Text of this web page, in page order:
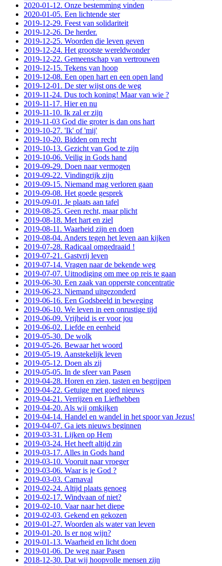
2020-01-12. Onze bestemming vinden
2020-01-05. Een lichtende ster
2019-12-29. Feest van solidariteit
2019-12-26. De herder.
2019-12-25. Woorden die leven geven
2019-12-24. Het grootste wereldwonder
2019-12-22. Gemeenschap van vertrouwen
2019-12-15. Tekens van hoop
2019-12-08. Een open hart en een open land
2019-12-01. De ster wijst ons de weg
2019-11-24. Dus toch koning! Maar van wie ?
2019-11-17. Hier en nu
2019-11-10. Ik zal er zijn
2019-11-03 God die groter is dan ons hart
2019-10-27. 'Ik' of 'mij'
2019-10-20. Bidden om recht
2019-10-13. Gezicht van God te zijn
2019-10-06. Veilig in Gods hand
2019-09-29. Doen naar vermogen
2019-09-22. Vindingrijk zijn
2019-09-15. Niemand mag verloren gaan
2019-09-08. Het goede gesprek
2019-09-01. Je plaats aan tafel
2019-08-25. Geen recht, maar plicht
2019-08-18. Met hart en ziel
2019-08-11. Waarheid zijn en doen
2019-08-04. Anders tegen het leven aan kijken
2019-07-28. Radicaal omgedraaid !
2019-07-21. Gastvrij leven
2019-07-14. Vragen naar de bekende weg
2019-07-07. Uitnodiging om mee op reis te gaan
2019-06-30. Een zaak van opperste concentratie
2019-06-23. Niemand uitgezonderd
2019-06-16. Een Godsbeeld in beweging
2019-06-10. We leven in een onrustige tijd
2019-06-09. Vrijheid is er voor jou
2019-06-02. Liefde en eenheid
2019-05-30. De wolk
2019-05-26. Bewaar het woord
2019-05-19. Aanstekelijk leven
2019-05-12. Doen als zij
2019-05-05. In de sfeer van Pasen
2019-04-28. Horen en zien, tasten en begrijpen
2019-04-22. Getuige met goed nieuws
2019-04-21. Verrijzen en Liefhebben
2019-04-20. Als wij omkijken
2019-04-14. Handel en wandel in het spoor van Jezus!
2019-04-07. Ga iets nieuws beginnen
2019-03-31. Lijken op Hem
2019-03-24. Het heeft altijd zin
2019-03-17. Alles in Gods hand
2019-03-10. Vooruit naar vroeger
2019-03-06. Waar is je God ?
2019-03-03. Carnaval
2019-02-24. Altijd plaats genoeg
2019-02-17. Windvaan of niet?
2019-02-10. Vaar naar het diepe
2019-02-03. Gekend en gekozen
2019-01-27. Woorden als water van leven
2019-01-20. Is er nog wijn?
2019-01-13. Waarheid en licht doen
2019-01-06. De weg naar Pasen
2018-12-30. Dat wij hoopvolle mensen zijn